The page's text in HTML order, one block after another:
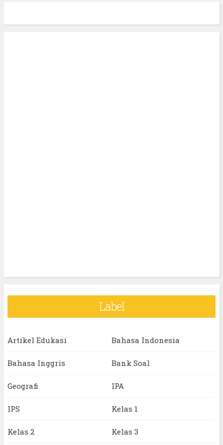
Label
Artikel Edukasi Bahasa Indonesia
Bahasa Inggris Bank Soal
Geografi IPA
IPS Kelas 1
Kelas 2 Kelas 3